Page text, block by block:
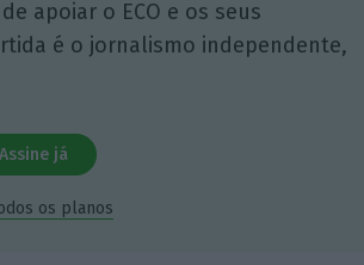
apoiar o ECO e os seus
é o jornalismo independente,
Assine já
os planos